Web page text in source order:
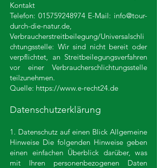
Kontakt
Telefon: 015759248974E-Mail: info@tour-
durch-die-natur.de,
Verbraucherstreitbeilegung/Universalschli
chtungsstelle: Wir sind nicht bereit oder
verpflichtet, an Streitbeilegungsverfahren
vor einer Verbraucherschlichtungsstelle
teilzunehmen.
Quelle: https://www.e-recht24.de
Datenschutzerklärung
1. Datenschutz auf einen Blick Allgemeine
Hinweise Die folgenden Hinweise geben
einen einfachen Überblick darüber, was
mit Ihren personenbezogenen Daten